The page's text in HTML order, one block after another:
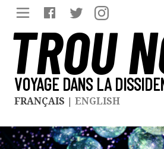
TROU
VOYAGE DANS LA
FRANÇAIS | ENGLISH